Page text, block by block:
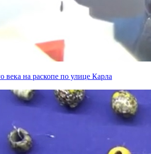
века на раскопе по улице Карла